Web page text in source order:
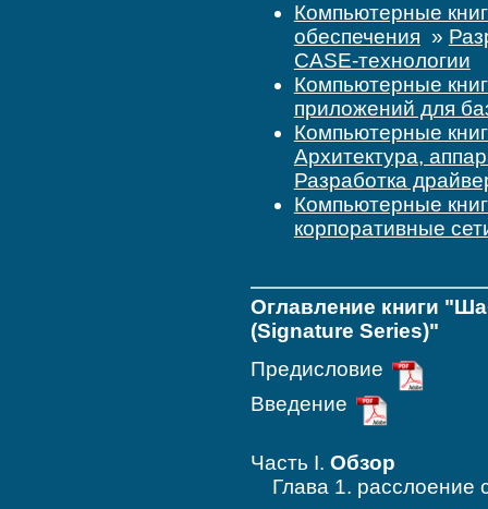
Компьютерные
обеспечения »
CASE-технологии
Компьютерные
приложений для
Компьютерные
Архитектура,
Разработка
Компьютерные
корпоративные
Оглавление книги
(Signature Series)"
Предисловие
Введение
Часть I. Обзор
Глава 1.